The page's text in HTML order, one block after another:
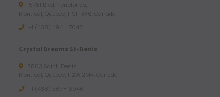
15781 Blvd. Pierrefonds,
Montreal, Quebec, H9H 3X6, Canada
+1 (438) 494 - 7043
Crystal Dreams St-Denis
3803 Saint-Denis,
Montreal, Quebec, H2W 2M4, Canada
+1 (438) 387 - 6946